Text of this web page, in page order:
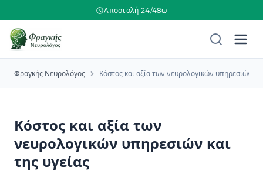
Αποστολή 24/48ω
Φραγκής Νευρολόγος Κόστος και αξία των νευρολογικών υπηρεσιών
Κόστος και αξία των
νευρολογικών υπηρεσιών και
της υγείας